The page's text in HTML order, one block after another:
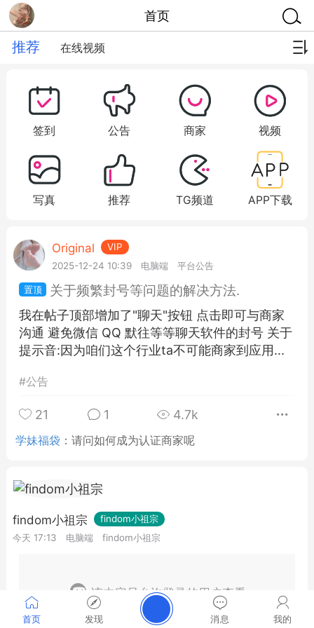
首页 发现 消息 我的
首页
推荐 在线视频
签到 公告 商家 视频
写真 推荐 TG频道 APP下载
Original
VIP
2025-12-24 10:39
电脑端 平台公告
关于频繁封号等问题的解决方法.
我在帖子顶部增加了"聊天"按钮 点击即可与商家
沟通 避免微信 QQ 默往等等聊天软件的封号 关于
提示音:因为咱们这个行业ta不可能商家到应用...
#公告
21 1 4.7k
学妹福袋 ：请问如何成为认证商家呢
findom小祖宗
findom小祖宗
今天 17:13
电脑端 findom小祖宗
该内容只允许登录的用户查看